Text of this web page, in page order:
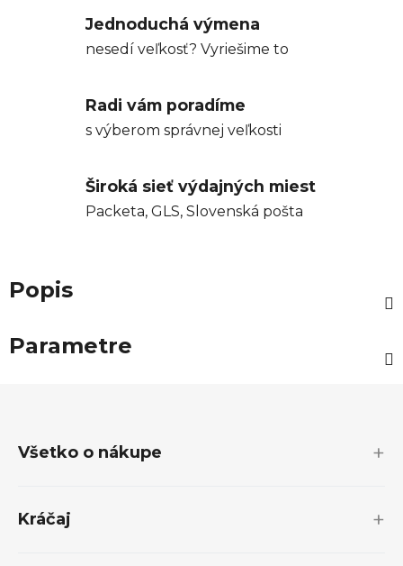
Jednoduchá výmena
nesedí veľkosť? Vyriešime to
Radi vám poradíme
s výberom správnej veľkosti
Široká sieť výdajných miest
Packeta, GLS, Slovenská pošta
Popis
Parametre
Všetko o nákupe
Kráčaj